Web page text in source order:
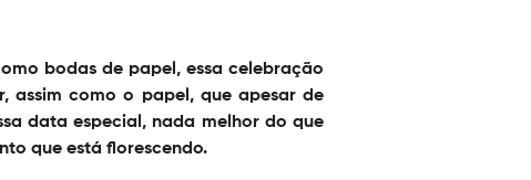
bodas de papel, essa celebração
assim como o papel, que apesar de
data especial, nada melhor do que
que está florescendo.